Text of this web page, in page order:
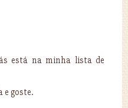
está na minha lista de
e goste.